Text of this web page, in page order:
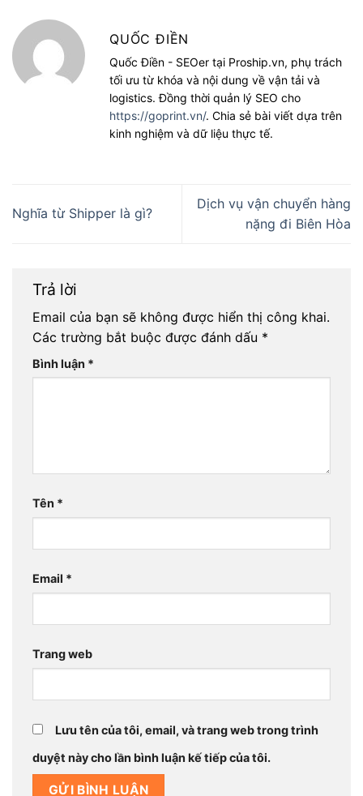
QUỐC ĐIỀN
Quốc Điền - SEOer tại Proship.vn, phụ trách
tối ưu từ khóa và nội dung về vận tải và
logistics. Đồng thời quản lý SEO cho
https://goprint.vn/. Chia sẻ bài viết dựa trên
kinh nghiệm và dữ liệu thực tế.
Nghĩa từ Shipper là gì?
Dịch vụ vận chuyển hàng
nặng đi Biên Hòa
Trả lời
Email của bạn sẽ không được hiển thị công khai.
Các trường bắt buộc được đánh dấu *
Bình luận *
Tên *
Email *
Trang web
Lưu tên của tôi, email, và trang web trong trình
duyệt này cho lần bình luận kế tiếp của tôi.